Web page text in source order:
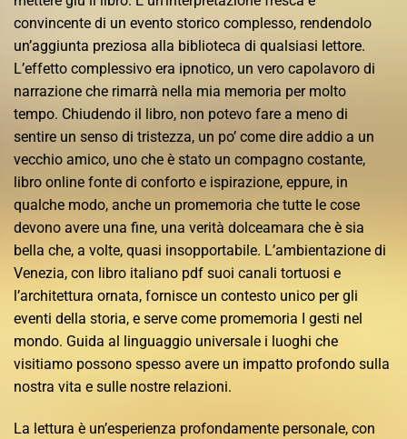
convincente di un evento storico complesso, rendendolo
un’aggiunta preziosa alla biblioteca di qualsiasi lettore.
L’effetto complessivo era ipnotico, un vero capolavoro di
narrazione che rimarrà nella mia memoria per molto
tempo. Chiudendo il libro, non potevo fare a meno di
sentire un senso di tristezza, un po’ come dire addio a un
vecchio amico, uno che è stato un compagno costante,
libro online fonte di conforto e ispirazione, eppure, in
qualche modo, anche un promemoria che tutte le cose
devono avere una fine, una verità dolceamara che è sia
bella che, a volte, quasi insopportabile. L’ambientazione di
Venezia, con libro italiano pdf suoi canali tortuosi e
l’architettura ornata, fornisce un contesto unico per gli
eventi della storia, e serve come promemoria I gesti nel
mondo. Guida al linguaggio universale i luoghi che
visitiamo possono spesso avere un impatto profondo sulla
nostra vita e sulle nostre relazioni.
La lettura è un’esperienza profondamente personale, con